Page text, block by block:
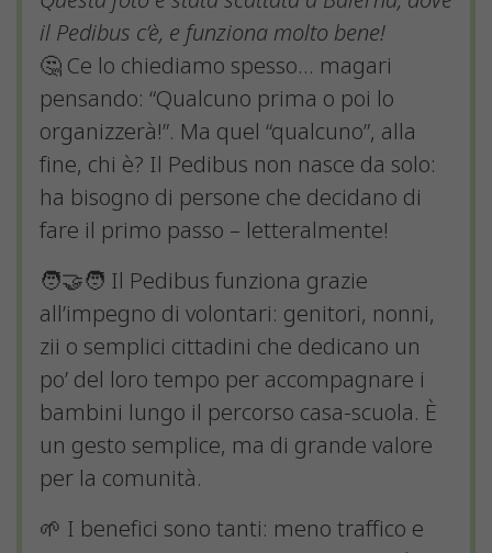
il Pedibus c’è, e funziona molto bene!
🤔 Ce lo chiediamo spesso… magari
pensando: “Qualcuno prima o poi lo
organizzerà!”. Ma quel “qualcuno”, alla
fine, chi è? Il Pedibus non nasce da solo:
ha bisogno di persone che decidano di
fare il primo passo – letteralmente!
🧑‍🤝‍🧑 Il Pedibus funziona grazie
all’impegno di volontari: genitori, nonni,
zii o semplici cittadini che dedicano un
po’ del loro tempo per accompagnare i
bambini lungo il percorso casa-scuola. È
un gesto semplice, ma di grande valore
per la comunità.
🌱 I benefici sono tanti: meno traffico e